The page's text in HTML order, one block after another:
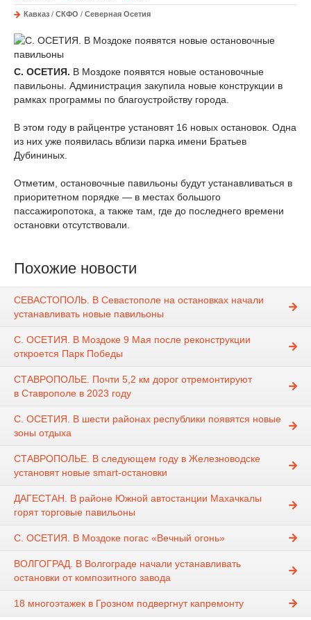
Кавказ / СКФО / Северная Осетия
С. ОСЕТИЯ. В Моздоке появятся новые остановочные
павильоны. Администрация закупила новые конструкции в
рамках программы по благоустройству города.
В этом году в райцентре установят 16 новых остановок. Одна
из них уже появилась вблизи парка имени Братьев
Дубининых.
Отметим, остановочные павильоны будут устанавливаться в
приоритетном порядке — в местах большого
пассажиропотока, а также там, где до последнего времени
остановки отсутствовали.
Похожие новости
СЕВАСТОПОЛЬ. В Севастополе на остановках начали
устанавливать новые павильоны
С. ОСЕТИЯ. В Моздоке 9 Мая после реконструкции
откроется Парк Победы
СТАВРОПОЛЬЕ. Почти 5,2 км дорог отремонтируют
в Ставрополе в 2023 году
С. ОСЕТИЯ. В шести районах республики появятся новые
зоны отдыха
СТАВРОПОЛЬЕ. В следующем году в Железноводске
установят новые smart-остановки
ДАГЕСТАН. В районе Южной автостанции Махачкалы
горят торговые павильоны
С. ОСЕТИЯ. В Моздоке погас «Вечный огонь»
ВОЛГОГРАД. В Волгограде начали устанавливать
остановки от композитного завода
18 многоэтажек в Грозном подвергнут капремонту